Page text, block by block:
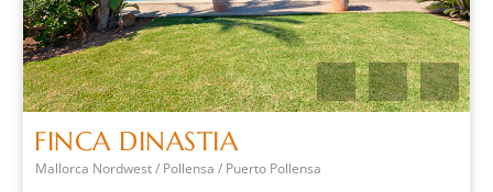
FINCA DINASTIA
Mallorca Nordwest / Pollensa / Puerto Pollensa